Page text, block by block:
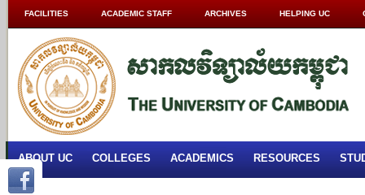
FACILITIES ACADEMIC STAFF ARCHIVES HELPING UC
ABOUT UC COLLEGES ACADEMICS RESOURCES